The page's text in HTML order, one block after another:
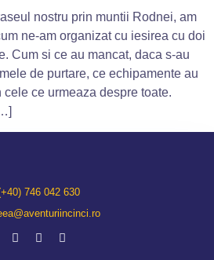
nostru prin muntii Rodnei, am
ne-am organizat cu iesirea cu doi
Cum si ce au mancat, daca s-au
de purtare, ce echipamente au
ce urmeaza despre toate.
746 042 630